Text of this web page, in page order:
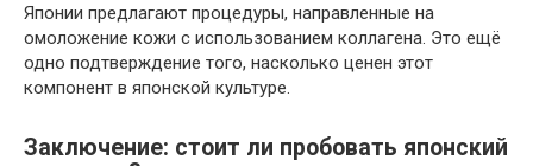
Японии предлагают процедуры, направленные на
омоложение кожи с использованием коллагена. Это ещё
одно подтверждение того, насколько ценен этот
компонент в японской культуре.
Заключение: стоит ли пробовать японский